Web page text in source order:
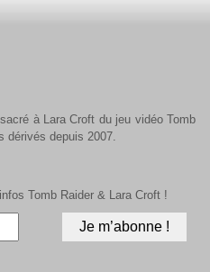
à Lara Croft du jeu vidéo Tomb
dérivés depuis 2007.
Tomb Raider & Lara Croft !